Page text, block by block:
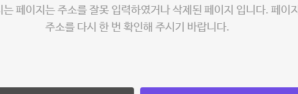
는 페이지는 주소를 잘못 입력하였거나 삭제된 페이지 입니다. 페이지
주소를 다시 한 번 확인해 주시기 바랍니다.